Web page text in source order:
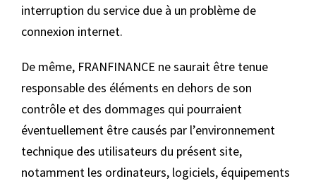
interruption du service due à un problème de
connexion internet.
De même, FRANFINANCE ne saurait être tenue
responsable des éléments en dehors de son
contrôle et des dommages qui pourraient
éventuellement être causés par l’environnement
technique des utilisateurs du présent site,
notamment les ordinateurs, logiciels, équipements